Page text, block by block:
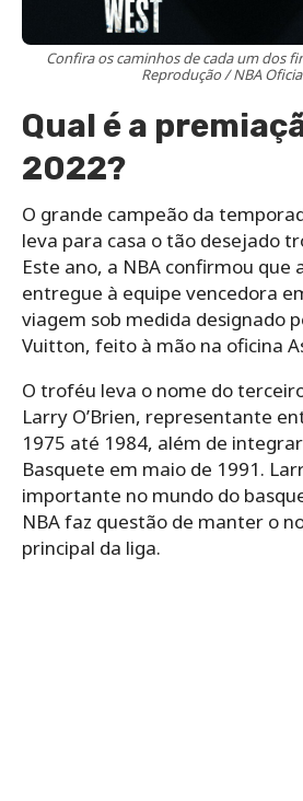
Confira os caminhos de cada um dos
Reprodução / NBA
Qual é a
2022?
O grande campeão da
leva para casa o tão desejado
Este ano, a NBA confirmou que
entregue à equipe vencedora
viagem sob medida designado
Vuitton, feito à mão na oficina
O troféu leva o nome do
Larry O’Brien, representante
1975 até 1984, além de
Basquete em maio de 1991.
importante no mundo do
NBA faz questão de manter o
principal da liga.